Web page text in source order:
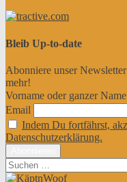
Bleib Up-to-date
Abonniere unser
mehr!
Vorname oder ganzer Name
Email
Indem Du fortfährst,
Datenschutzerklärung.
Suchen
nach: